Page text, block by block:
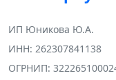
ИП Юникова Ю.А.
ИНН: 262307841138
ОГРНИП: